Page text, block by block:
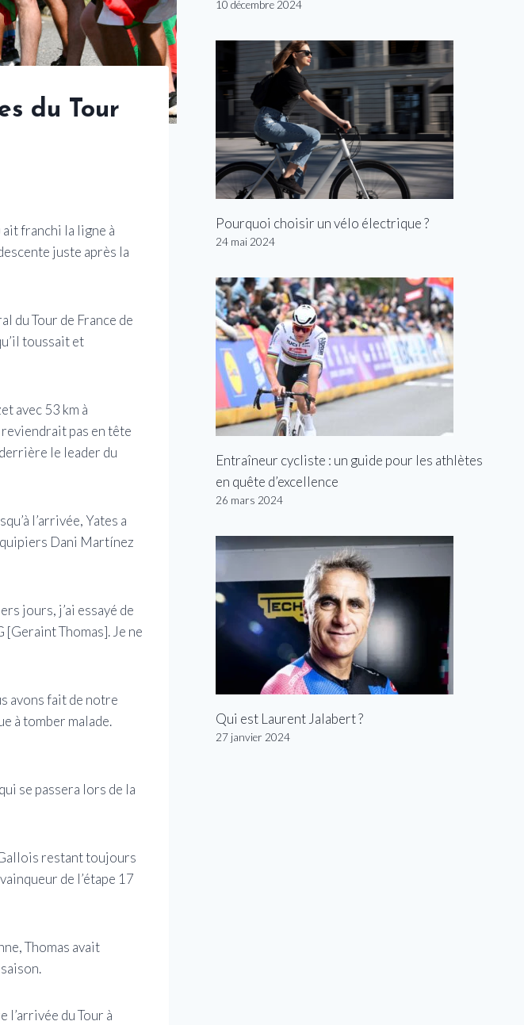
du Tour
ait franchi la ligne à
juste après la
du Tour de France de
toussait et
avec 53 km à
pas en tête
le leader du
l’arrivée, Yates a
Dani Martínez
jours, j’ai essayé de
[Geraint Thomas]. Je ne
avons fait de notre
à tomber malade.
se passera lors de la
restant toujours
de l’étape 17
Thomas avait
l’arrivée du Tour à
10 décembre 2024
Pourquoi choisir un vélo électrique ?
24 mai 2024
Entraîneur cycliste : un guide pour les athlètes
en quête d’excellence
26 mars 2024
Qui est Laurent Jalabert ?
27 janvier 2024